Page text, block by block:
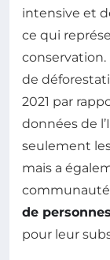
intensive et
ce qui
conservation.
de
2021 par
données de
seulement
mais a
communauté
de personnes
pour leur